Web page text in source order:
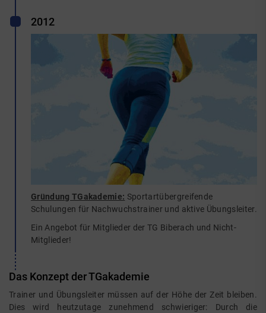
2012
Gründung TGakademie: Sportartübergreifende
Schulungen für Nachwuchstrainer und aktive Übungsleiter.
Ein Angebot für Mitglieder der TG Biberach und Nicht-
Mitglieder!
Das Konzept der TGakademie
Trainer und Übungsleiter müssen auf der Höhe der Zeit bleiben.
Dies wird heutzutage zunehmend schwieriger: Durch die